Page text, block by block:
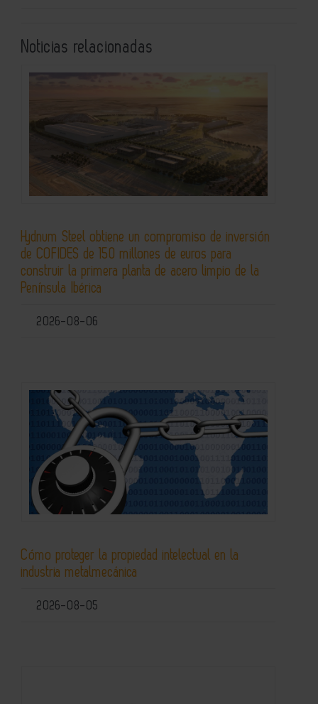
Noticias relacionadas
Hydnum Steel obtiene un compromiso de inversión
de COFIDES de 150 millones de euros para
construir la primera planta de acero limpio de la
Península Ibérica
2026-08-06
Cómo proteger la propiedad intelectual en la
industria metalmecánica
2026-08-05